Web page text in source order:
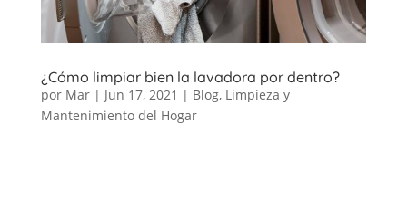
¿Cómo limpiar bien la lavadora por dentro?
por Mar| Jun 17, 2021 | Blog, Limpieza y
Mantenimiento del Hogar